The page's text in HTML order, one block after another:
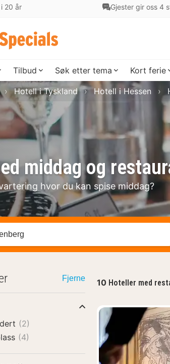
20 år Gjester gir oss 4
Tilbud Søk etter tema Kort ferie
middag og
hvor du kan spise middag?
Hotell i Tyskland Hotell i Hessen
eller by
10 Hoteller med
Fjerne
(2)
(4)